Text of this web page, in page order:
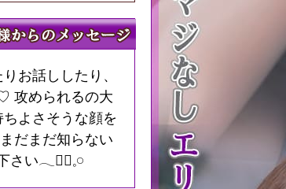
お話ししたり、
攻められるの大
よさそうな顔を
だまだ知らない
下さい𓂃❁⃘𓈒𓏸